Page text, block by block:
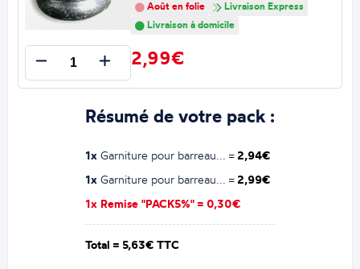
Août en folie
Livraison Express
Livraison à domicile
2,99€
Résumé de votre pack :
1x Garniture pour barreau... = 2,94€
1x Garniture pour barreau... = 2,99€
1x Remise "PACK5%" = 0,30€
Total = 5,63€ TTC